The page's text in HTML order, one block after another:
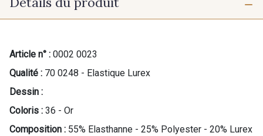
Article n° : 0002 0023
Qualité : 70 0248 - Elastique Lurex
Dessin :
Coloris : 36 - Or
Composition : 55% Elasthanne - 25% Polyester - 20% Lurex